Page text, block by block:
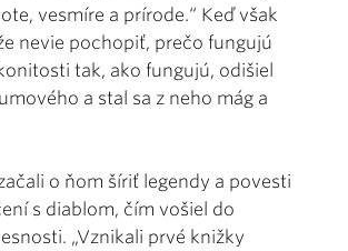
vesmíre a prírode.“ Keď však
nevie pochopiť, prečo fungujú
tak, ako fungujú, odišiel
a stal sa z neho mág a
o ňom šíriť legendy a povesti
s diablom, čím vošiel do
„Vznikali prvé knižky